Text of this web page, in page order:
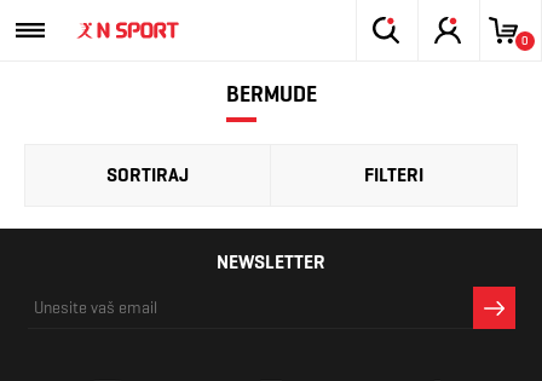
0
BERMUDE
SORTIRAJ FILTERI
NEWSLETTER